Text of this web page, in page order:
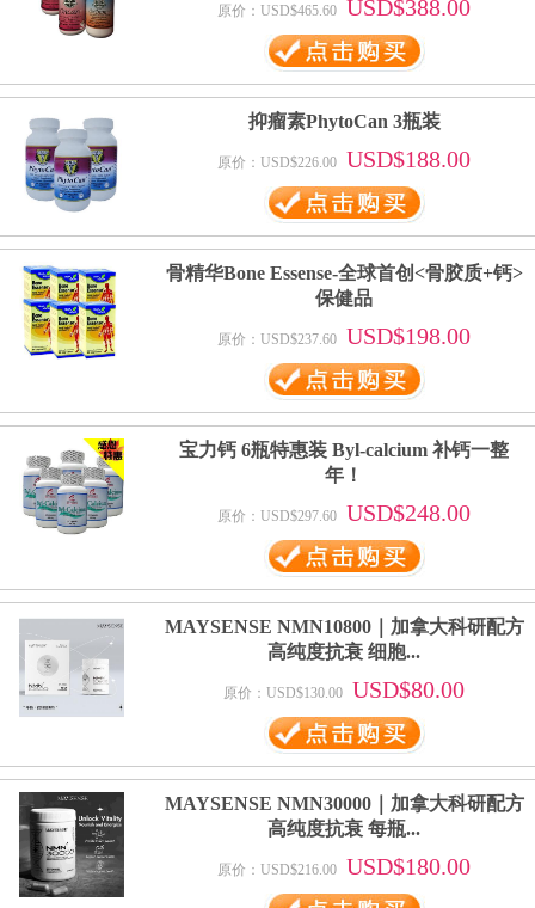
原价：USD$465.60 USD$388.00
抑瘤素PhytoCan 3瓶装
原价：USD$226.00 USD$188.00
骨精华Bone Essense-全球首创<骨胶质+钙>
保健品
原价：USD$237.60 USD$198.00
宝力钙 6瓶特惠装 Byl-calcium 补钙一整
年！
原价：USD$297.60 USD$248.00
MAYSENSE NMN10800｜加拿大科研配方
高纯度抗衰 细胞...
原价：USD$130.00 USD$80.00
MAYSENSE NMN30000｜加拿大科研配方
高纯度抗衰 每瓶...
原价：USD$216.00 USD$180.00